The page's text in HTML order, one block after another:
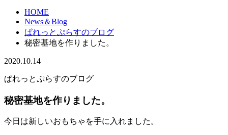
HOME
News＆Blog
ぱれっとぷらすのブログ
秘密基地を作りました。
2020.10.14
ぱれっとぷらすのブログ
秘密基地を作りました。
今日は新しいおもちゃを手に入れました。